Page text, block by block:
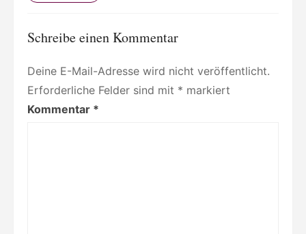
Schreibe einen Kommentar
Deine E-Mail-Adresse wird nicht veröffentlicht.
Erforderliche Felder sind mit * markiert
Kommentar *